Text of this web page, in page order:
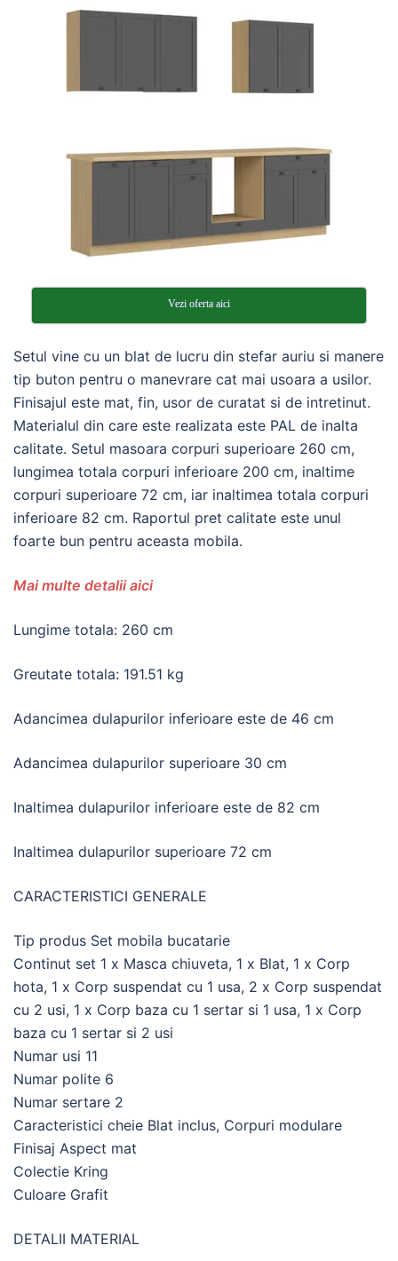
Vezi oferta aici
Setul vine cu un blat de lucru din stefar auriu si manere
tip buton pentru o manevrare cat mai usoara a usilor.
Finisajul este mat, fin, usor de curatat si de intretinut.
Materialul din care este realizata este PAL de inalta
calitate. Setul masoara corpuri superioare 260 cm,
lungimea totala corpuri inferioare 200 cm, inaltime
corpuri superioare 72 cm, iar inaltimea totala corpuri
inferioare 82 cm. Raportul pret calitate este unul
foarte bun pentru aceasta mobila.
Mai multe detalii aici
Lungime totala: 260 cm
Greutate totala: 191.51 kg
Adancimea dulapurilor inferioare este de 46 cm
Adancimea dulapurilor superioare 30 cm
Inaltimea dulapurilor inferioare este de 82 cm
Inaltimea dulapurilor superioare 72 cm
CARACTERISTICI GENERALE
Tip produs Set mobila bucatarie
Continut set 1 x Masca chiuveta, 1 x Blat, 1 x Corp
hota, 1 x Corp suspendat cu 1 usa, 2 x Corp suspendat
cu 2 usi, 1 x Corp baza cu 1 sertar si 1 usa, 1 x Corp
baza cu 1 sertar si 2 usi
Numar usi 11
Numar polite 6
Numar sertare 2
Caracteristici cheie Blat inclus, Corpuri modulare
Finisaj Aspect mat
Colectie Kring
Culoare Grafit
DETALII MATERIAL